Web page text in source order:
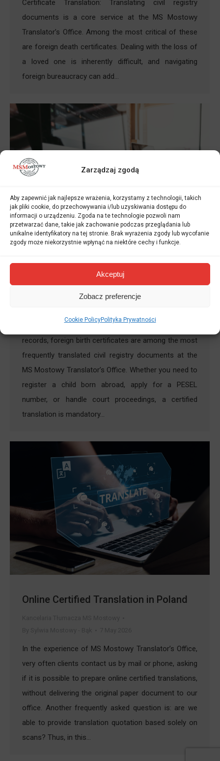
Zarządzaj zgodą
Aby zapewnić jak najlepsze wrażenia, korzystamy z technologii, takich
jak pliki cookie, do przechowywania i/lub uzyskiwania dostępu do
informacji o urządzeniu. Zgoda na te technologie pozwoli nam
przetwarzać dane, takie jak zachowanie podczas przeglądania lub
unikalne identyfikatory na tej stronie. Brak wyrażenia zgody lub wycofanie
zgody może niekorzystnie wpłynąć na niektóre cechy i funkcje.
Akceptuj
Zobacz preferencje
Cookie PolicyPolityka Prywatności
Certificate Translation: Translating civil registry
documents is a core service at the MS Mostowy
Translator’s Office. Among the most critical of these
are foreign death certificates. Dealing with the loss of
a loved one is inherently difficult, and navigating
foreign bureaucracy can add…
Certified Birth Certificate Translation
Kancelaria Tłumacza MS Mostowy
Sylwia Mostowy - Bąk 14 May 2026
Requirements, Cost, and Process Along with marriage
records, foreign birth certificates are among the most
frequently translated civil registry documents at the
MS Mostowy Translator’s Office. Whether you need to
register a child born abroad, apply for a PESEL
number, or handle court proceedings, a certified
translation is mandatory…
Online Certified Translation in Poland
In the experience of MS Mostowy Translator’s Office,
very often clients contact us by mail or phone, asking
if it is possible to prepare online certified translations,
without delivering the original paper document to our
office. Another frequently asked question is: are we
able to provide translation quotation based solely on
scans? Thus, in this…